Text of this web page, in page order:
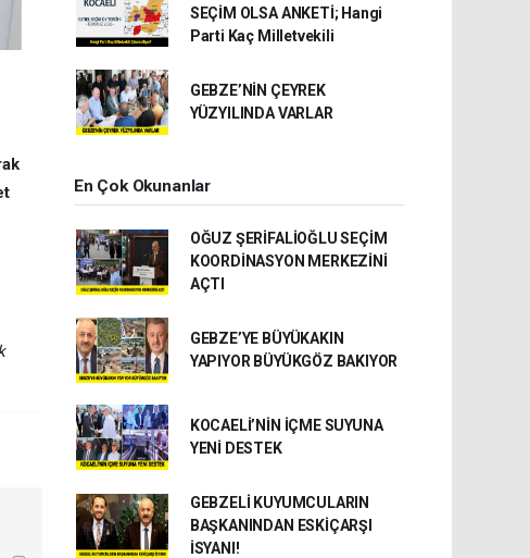
SEÇİM OLSA ANKETİ; Hangi
Parti Kaç Milletvekili
GEBZE’NİN ÇEYREK
YÜZYILINDA VARLAR
En Çok Okunanlar
OĞUZ ŞERİFALİOĞLU SEÇİM
KOORDİNASYON MERKEZİNİ
AÇTI
GEBZE’YE BÜYÜKAKIN
YAPIYOR BÜYÜKGÖZ BAKIYOR
KOCAELİ’NİN İÇME SUYUNA
YENİ DESTEK
GEBZELİ KUYUMCULARIN
BAŞKANINDAN ESKİÇARŞI
İSYANI!